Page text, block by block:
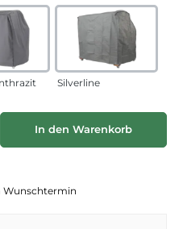
Silverline
Wert ein oder benutze die
In den Warenkorb
Wunschtermin